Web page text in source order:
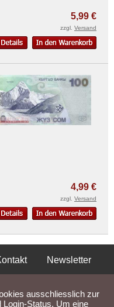
5,99 €
zzgl. Versand
4,99 €
zzgl. Versand
Newsletter
ausschliesslich zur
Login-Status. Um eine